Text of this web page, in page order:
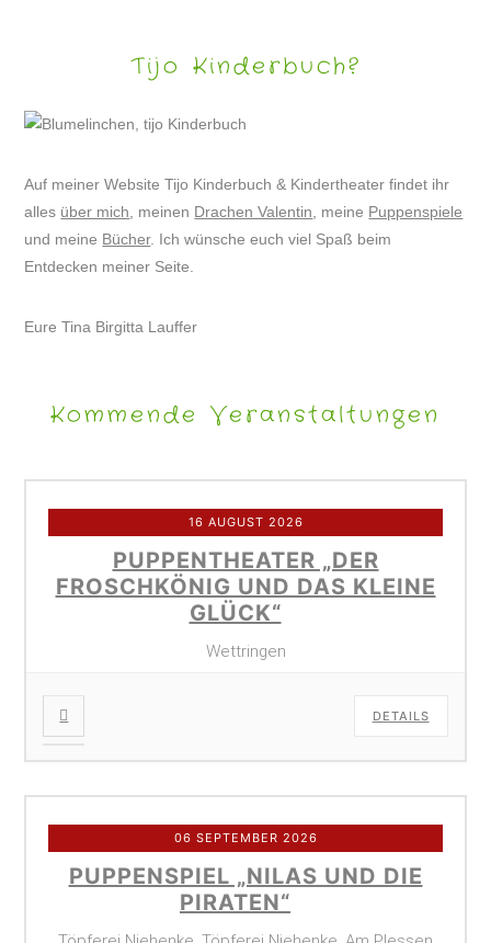
Tijo Kinderbuch?
Auf meiner Website Tijo Kinderbuch & Kindertheater findet ihr
alles über mich , meinen Drachen Valentin , meine Puppenspiele
und meine Bücher. Ich wünsche euch viel Spaß beim
Entdecken meiner Seite.
Eure Tina Birgitta Lauffer
Kommende Veranstaltungen
16 AUGUST 2026
PUPPENTHEATER „DER
FROSCHKÖNIG UND DAS KLEINE
GLÜCK“
Wettringen
DETAILS
06 SEPTEMBER 2026
PUPPENSPIEL „NILAS UND DIE
PIRATEN“